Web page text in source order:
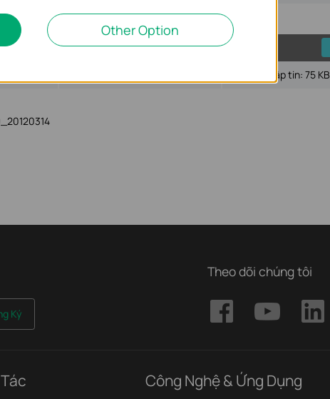
Kích cỡ tập tin: 75 KB
Ký
Theo dõi chúng tôi
Công Nghệ & Ứng Dụng
Other Option